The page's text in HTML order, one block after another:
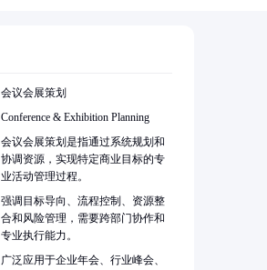
会议会展策划
Conference & Exhibition Planning
会议会展策划是指通过系统规划和
协调资源，实现特定商业目标的专
业活动管理过程。
强调目标导向、流程控制、资源整
合和风险管理，需要跨部门协作和
专业执行能力。
广泛应用于企业年会、行业峰会、